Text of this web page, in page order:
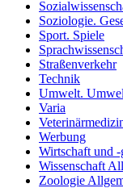
Soziologie.
Sport. Spiele
Straßenverkehr
Technik
Umwelt.
Varia
Werbung
Wirtschaft und -
Wissenschaft
Zoologie